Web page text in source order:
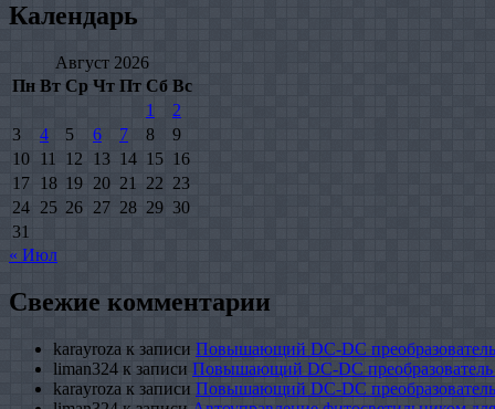
Календарь
Август 2026
Пн Вт Ср Чт Пт Сб Вс
1
2
3
4 5 6 7 8
9
10 11 12 13 14 15 16
17
18 19 20 21 22 23
24 25 26 27 28 29 30
31
« Июл
Свежие комментарии
karayroza к записи Повышающий DC-DC
liman324 к записи Повышающий DC-DC
karayroza к записи Повышающий DC-DC